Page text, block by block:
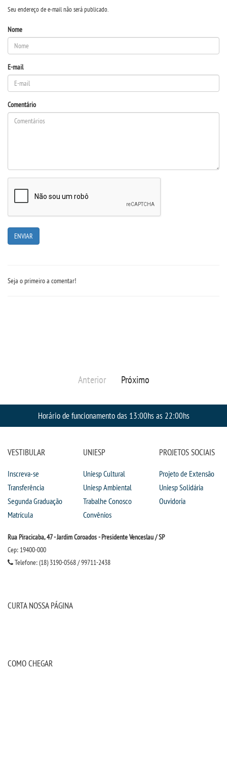
UNIESP NEWS
REPOSITÓRIO
MANUAIS
LABORATÓRIO VIRTUAIS
RELATÓRIOS
REGIMENTOS
PORTARIAS
WEBMAIL
PORTAL DE ALUNOS
UNIESP
Seu endereço de e-mail não será publicado.
Nome
E-mail
Comentário
Seja o primeiro a comentar!
Anterior Próximo
Horário de funcionamento das 13:00hs as 22:00hs
VESTIBULAR
Inscreva-se
Transferência
Segunda Graduação
Matrícula
UNIESP
Uniesp Cultural
Uniesp Ambiental
Trabalhe Conosco
Convênios
PROJETOS SOCIAIS
Projeto de Extensão
Uniesp Solidária
Ouvidoria
Rua Piracicaba, 47 - Jardim Coroados - Presidente Venceslau / SP
Cep: 19400-000
Telefone: (18) 3190-0568 / 99711-2438
CURTA NOSSA PÁGINA
COMO CHEGAR